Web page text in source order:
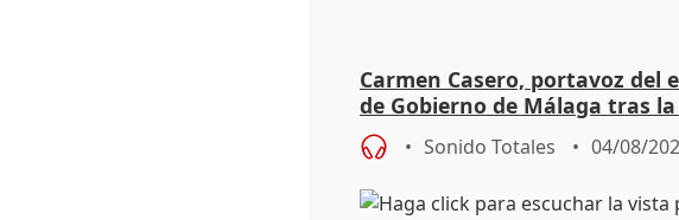
Carmen Casero, portavoz del
de Gobierno de Málaga tras
de Pérez de Siles
Sonido Totales 04/08/